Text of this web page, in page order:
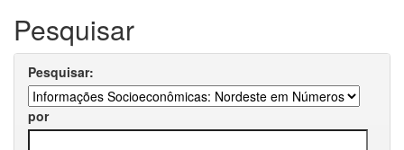
Pesquisar
Pesquisar:
por